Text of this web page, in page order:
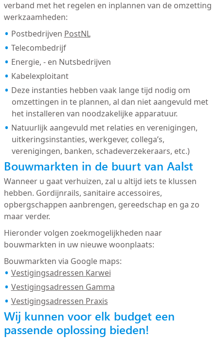
verband met het regelen en inplannen van de omzetting
werkzaamheden:
Postbedrijven PostNL
Telecombedrijf
Energie, - en Nutsbedrijven
Kabelexploitant
Deze instanties hebben vaak lange tijd nodig om
omzettingen in te plannen, al dan niet aangevuld met
het installeren van noodzakelijke apparatuur.
Natuurlijk aangevuld met relaties en verenigingen,
uitkeringsinstanties, werkgever, collega’s,
verenigingen, banken, schadeverzekeraars, etc.)
Bouwmarkten in de buurt van Aalst
Wanneer u gaat verhuizen, zal u altijd iets te klussen
hebben. Gordijnrails, sanitaire accessoires,
opbergschappen aanbrengen, gereedschap en ga zo
maar verder.
Hieronder volgen zoekmogelijkheden naar
bouwmarkten in uw nieuwe woonplaats:
Bouwmarkten via Google maps:
Vestigingsadressen Karwei
Vestigingsadressen Gamma
Vestigingsadressen Praxis
Wij kunnen voor elk budget een
passende oplossing bieden!